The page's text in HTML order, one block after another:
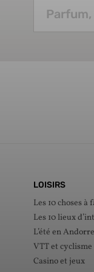
LOISIRS
Les 10 choses
Les 10 lieux
L’été en Andorre
VTT et cyclisme
Casino et jeux